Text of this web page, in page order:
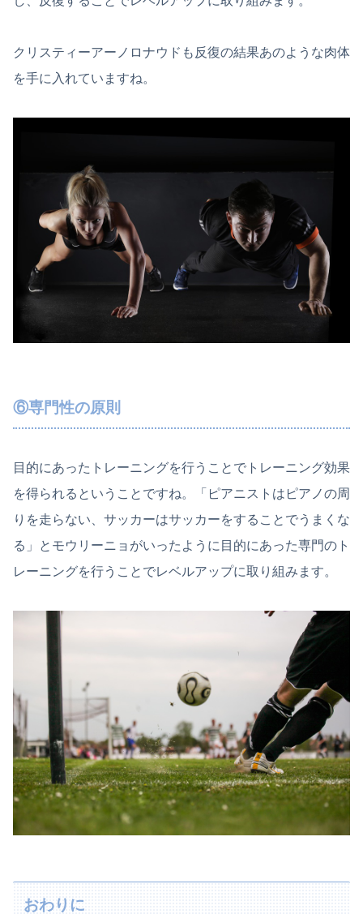
クリスティーアーノロナウドも反復の結果あのような肉体
を手に入れていますね。
⑥専門性の原則
目的にあったトレーニングを行うことでトレーニング効果
を得られるということですね。「ピアニストはピアノの周
りを走らない、サッカーはサッカーをすることでうまくな
る」とモウリーニョがいったように目的にあった専門のト
レーニングを行うことでレベルアップに取り組みます。
おわりに